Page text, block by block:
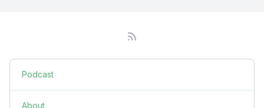
Podcast
About